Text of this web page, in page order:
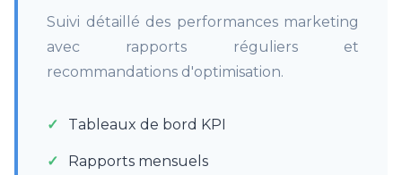
Suivi détaillé des performances marketing
avec rapports réguliers et
recommandations d'optimisation.
Tableaux de bord KPI
Rapports mensuels